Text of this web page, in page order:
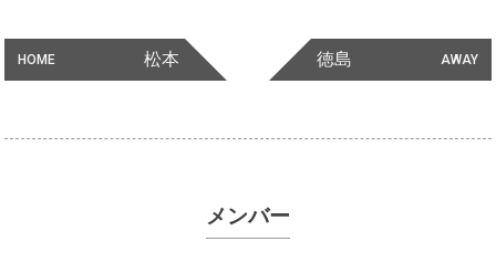
HOME 松本 AWAY
徳島
メンバー